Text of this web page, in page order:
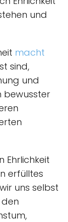
und
macht
sind,
und
bewusster
Ehrlichkeit
erfülltes
uns selbst